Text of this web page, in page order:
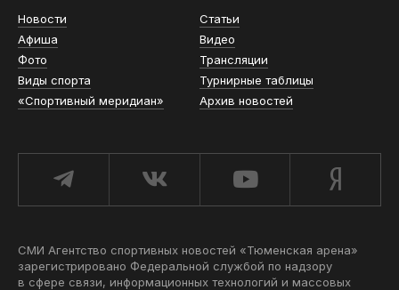
Новости
Статьи
Афиша
Видео
Фото
Трансляции
Виды спорта
Турнирные таблицы
«Спортивный меридиан»
Архив новостей
СМИ Агентство спортивных новостей «Тюменская арена»
зарегистрировано Федеральной службой по надзору
в сфере связи, информационных технологий и массовых